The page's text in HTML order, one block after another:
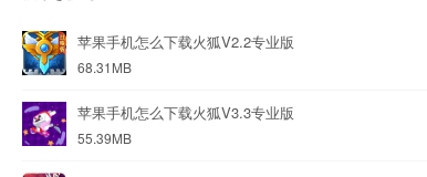
苹果手机怎么下载火狐V2.2专业版
68.31MB
苹果手机怎么下载火狐V3.3专业版
55.39MB